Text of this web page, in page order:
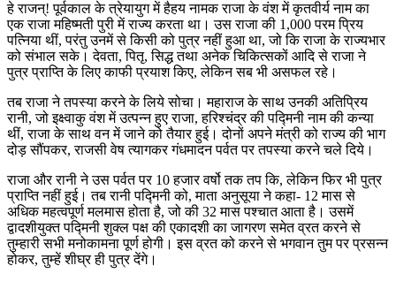
हे राजन्! पूर्वकाल के त्रेयायुग में हैहय नामक राजा के वंश में कृतवीर्य नाम का
एक राजा महिष्मती पुरी में राज्य करता था। उस राजा की 1,000 परम प्रिय
पत्निया थीं, परंतु उनमें से किसी को पुत्र नहीं हुआ था, जो कि राजा के राज्यभार
को संभाल सके। देव‍ता, पितृ, सिद्ध तथा अनेक चिकि‍त्सकों आदि से राजा ने
पुत्र प्राप्ति के लिए काफी प्रयाश किए, लेकिन सब भी असफल रहे।
तब राजा ने तपस्या करने के लिये सोचा। महाराज के साथ उनकी अतिप्रिय
रानी, जो इक्ष्वाकु वंश में उत्पन्न हुए राजा, हरिश्चंद्र की पद्मिनी नाम की कन्या
थीं, राजा के साथ वन में जाने को तैयार हुई। दोनों अपने मंत्री को राज्य की भाग
दोड़ सौंपकर, राजसी वेष त्यागकर गंधमादन पर्वत पर तपस्या करने चले दिये।
राजा और रानी ने उस पर्वत पर 10 हजार वर्षो तक तप कि, लेकिन फिर भी पुत्र
प्राप्ति नहीं हुई। तब रानी पद्मिनी को, माता अनुसूया ने कहा- 12 मास से
अधिक महत्वपूर्ण मलमास होता है, जो की 32 मास पश्चात आता है। उसमें
द्वादशीयुक्त पद्मिनी शुक्ल पक्ष की एकादशी का जागरण समेत व्रत करने से
तुम्हारी सभी मनोकामना पूर्ण होगी। इस व्रत को करने से भगवान तुम पर प्रसन्न
होकर, तुम्हें शीघ्र ही पुत्र देंगे।